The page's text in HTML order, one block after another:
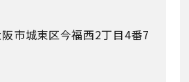
市城東区今福西2丁目4番7